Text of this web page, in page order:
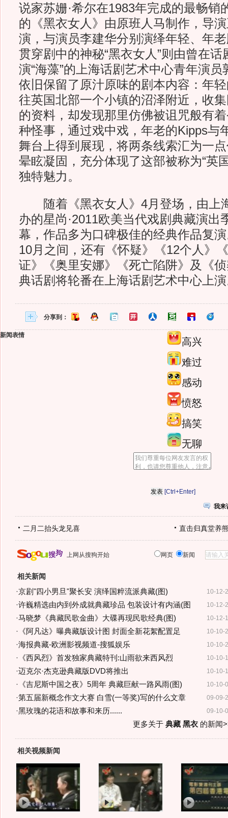
说家苏姗·希尔在1983年完成的最畅销
的《黑衣女人》由原班人马制作，导
演，与演员李建华分别演绎年轻、年
贯穿剧中的神秘“黑衣女人”则由曾在
演“海藻”的上海话剧艺术中心青年演
依旧保留了原汁原味的剧本内容：年
往英国北部一个小镇的沼泽附近，收
的资料，却发现那里仿佛被诅咒般有
种怪事，通过戏中戏，年老的Kipps与
舞台上得到展现，将两条线索汇为一
晕眩凝固，充分体现了这部被称为“英
独特魅力。
随着《黑衣女人》4月登场，由上
办的星尚·2011欧美当代戏剧典藏演出
幕，作品多为口碑极佳的经典作品复
10月之间，还有《怀疑》《12个人》
证》《奥里安娜》《死亡陷阱》及《
典话剧将轮番在上海话剧艺术中心上
分享到：
新闻表情
高兴
难过
感动
愤怒
搞笑
无聊
[Ctrl+Enter]
我来
二月二抬头龙见喜 直击归真堂养
上网从搜狗开始 网页 新闻
相关新闻
10-12-
·京剧"四小男旦"聚长安 演绎国粹流派典藏(图)
10-12-
·许巍精选由内到外成就典藏珍品 包装设计有内涵(图
10-12-
·马晓梦《典藏民歌金曲》大碟再现民歌经典(图)
10-10-
· 《阿凡达》曝典藏版设计图 封面全新花絮配置足
10-10-
·海报典藏-欧洲影视频道-搜狐娱乐
10-10-
· 《西风烈》首发独家典藏特刊:山雨欲来西风烈
10-10-
·迈克尔·杰克逊典藏版DVD将推出
10-10-
· 《吉尼斯中国之夜》5周年 典藏巨献一路风雨(图)
09-09-
·第五届新概念作文大赛 白雪(一等奖)写的什么文章
09-10-
·黑玫瑰的花语和故事和来历......
更多关于 典藏 黑衣的新闻
相关视频新闻